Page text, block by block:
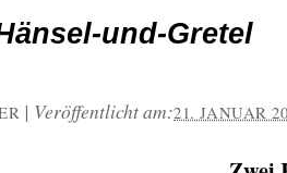
und-Gretel
| Veröffentlicht am:21. JANUAR